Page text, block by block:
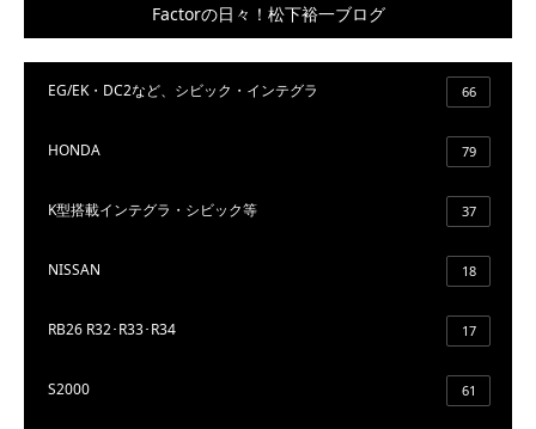
Factorの日々！松下裕一ブログ
EG/EK・DC2など、シビック・インテグラ 66
HONDA 79
K型搭載インテグラ・シビック等 37
NISSAN 18
RB26 R32･R33･R34 17
S2000 61